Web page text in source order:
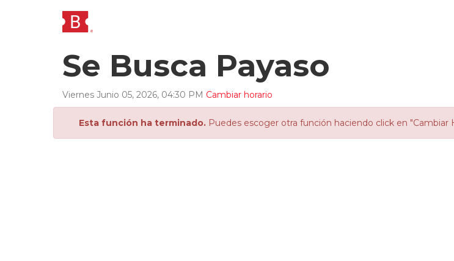
Se Busca Payaso
Viernes Junio 05, 2026, 04:30 PM Cambiar horario
Esta función ha terminado. Puedes escoger otra función haciendo click en